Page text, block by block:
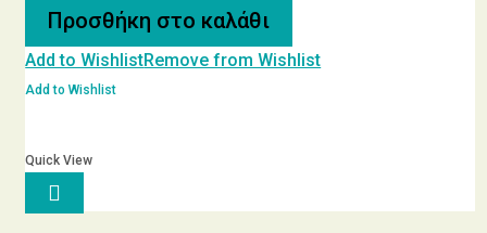
ποσότητα
Προσθήκη στο καλάθι
Add to WishlistRemove from Wishlist
Add to Wishlist
Quick View
